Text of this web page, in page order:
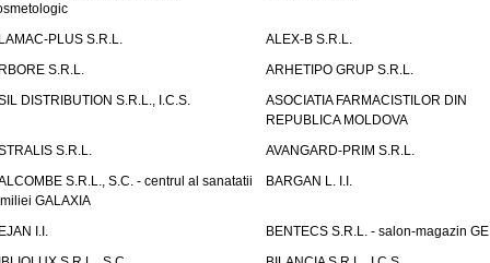
PLUS S.R.L.
ALEX-B S.R.L.
S.R.L.
ARHETIPO GRUP S.R.L.
DISTRIBUTION S.R.L., I.C.S.
ASOCIATIA FARMACISTILOR DIN
REPUBLICA MOLDOVA
S.R.L.
AVANGARD-PRIM S.R.L.
S.R.L., S.C. - centrul al sanatatii
GALAXIA
BARGAN L. I.I.
I.I.
BENTECS S.R.L. - salon-magazin